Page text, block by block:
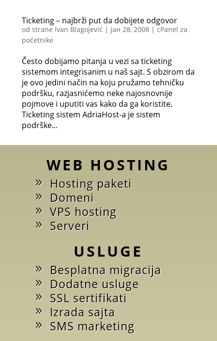
Ticketing – najbrži put da dobijete odgovor
od strane Ivan Blagojević | јан 28, 2008| cPanel za
početnike
Često dobijamo pitanja u vezi sa ticketing
sistemom integrisanim u naš sajt. S obzirom da
je ovo jedini način na koju pružamo tehničku
podršku, razjasnićemo neke najosnovnije
pojmove i uputiti vas kako da ga koristite.
Ticketing sistem AdriaHost-a je sistem
podrške...
WEB HOSTING
Hosting paketi
Domeni
VPS hosting
Serveri
USLUGE
Besplatna migracija
Dodatne usluge
SSL sertifikati
Izrada sajta
SMS marketing